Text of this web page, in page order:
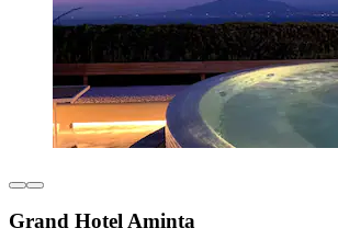
Grand Hotel Aminta